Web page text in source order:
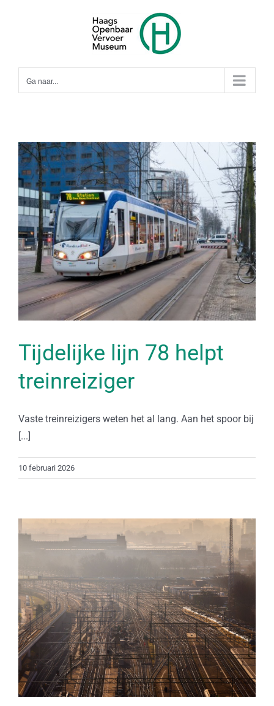
Ga naar...
Tijdelijke lijn 78 helpt
treinreiziger
Vaste treinreizigers weten het al lang. Aan het spoor bij
[...]
10 februari 2026